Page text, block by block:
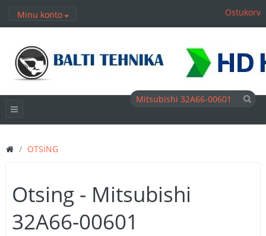
Minu konto Ostukorv
OTSING
Otsing - Mitsubishi
32A66-00601